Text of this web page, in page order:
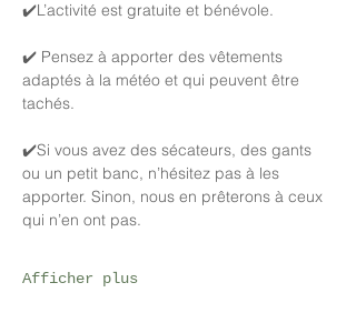
✔️L’activité est gratuite et bénévole.
✔️ Pensez à apporter des vêtements
adaptés à la météo et qui peuvent être
tachés.
✔️Si vous avez des sécateurs, des gants
ou un petit banc, n’hésitez pas à les
apporter. Sinon, nous en prêterons à ceux
qui n’en ont pas.
Afficher plus